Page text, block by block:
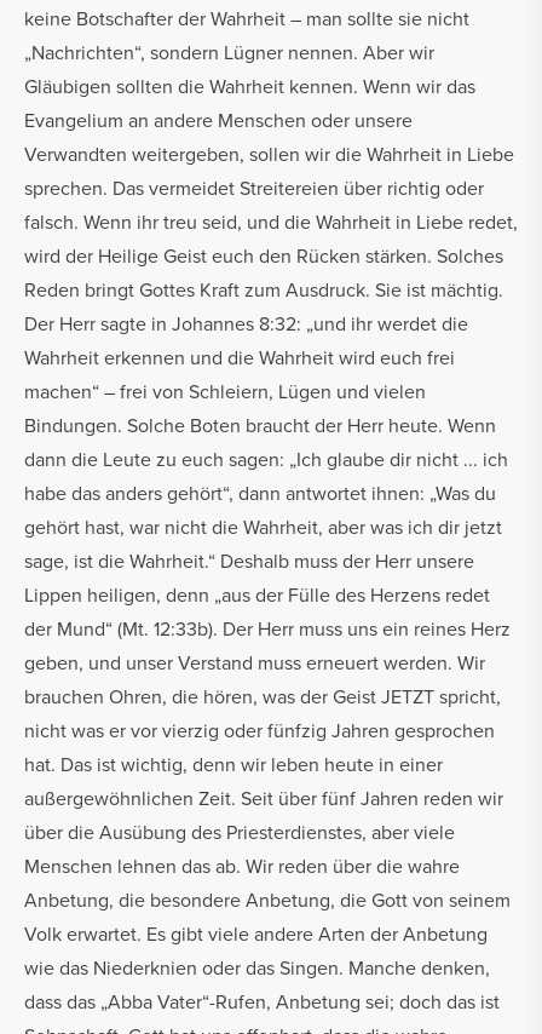
keine Botschafter der Wahrheit – man sollte sie nicht
„Nachrichten“, sondern Lügner nennen. Aber wir
Gläubigen sollten die Wahrheit kennen. Wenn wir das
Evangelium an andere Menschen oder unsere
Verwandten weitergeben, sollen wir die Wahrheit in Liebe
sprechen. Das vermeidet Streitereien über richtig oder
falsch. Wenn ihr treu seid, und die Wahrheit in Liebe redet,
wird der Heilige Geist euch den Rücken stärken. Solches
Reden bringt Gottes Kraft zum Ausdruck. Sie ist mächtig.
Der Herr sagte in Johannes 8:32: „und ihr werdet die
Wahrheit erkennen und die Wahrheit wird euch frei
machen“ – frei von Schleiern, Lügen und vielen
Bindungen. Solche Boten braucht der Herr heute. Wenn
dann die Leute zu euch sagen: „Ich glaube dir nicht ... ich
habe das anders gehört“, dann antwortet ihnen: „Was du
gehört hast, war nicht die Wahrheit, aber was ich dir jetzt
sage, ist die Wahrheit.“ Deshalb muss der Herr unsere
Lippen heiligen, denn „aus der Fülle des Herzens redet
der Mund“ (Mt. 12:33b). Der Herr muss uns ein reines Herz
geben, und unser Verstand muss erneuert werden. Wir
brauchen Ohren, die hören, was der Geist JETZT spricht,
nicht was er vor vierzig oder fünfzig Jahren gesprochen
hat. Das ist wichtig, denn wir leben heute in einer
außergewöhnlichen Zeit. Seit über fünf Jahren reden wir
über die Ausübung des Priesterdienstes, aber viele
Menschen lehnen das ab. Wir reden über die wahre
Anbetung, die besondere Anbetung, die Gott von seinem
Volk erwartet. Es gibt viele andere Arten der Anbetung
wie das Niederknien oder das Singen. Manche denken,
dass das „Abba Vater“-Rufen, Anbetung sei; doch das ist